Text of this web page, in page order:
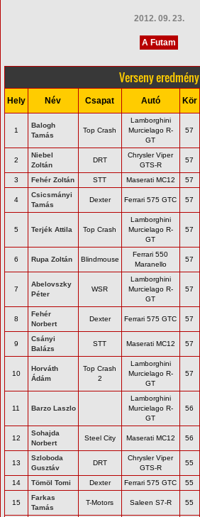
2012. 09. 23.
A Futam
Verseny eredmény
Hely Név Csapat Autó Kör
1
Balogh
Tamás
Top Crash
Lamborghini
Murcielago R-
GT
57
2
Niebel
Zoltán
DRT
Chrysler Viper
GTS-R
57
3 Fehér Zoltán STT Maserati MC12 57
4
Csicsmányi
Tamás
Dexter Ferrari 575 GTC 57
5 Terjék Attila Top Crash
Lamborghini
Murcielago R-
GT
57
6 Rupa Zoltán Blindmouse
Ferrari 550
Maranello
57
7
Abelovszky
Péter
WSR
Lamborghini
Murcielago R-
GT
57
8
Fehér
Norbert
Dexter Ferrari 575 GTC 57
9
Csányi
Balázs
STT Maserati MC12 57
10
Horváth
Ádám
Top Crash
2
Lamborghini
Murcielago R-
GT
57
11 Barzo Laszlo
Lamborghini
Murcielago R-
GT
56
12
Sohajda
Norbert
Steel City Maserati MC12 56
13
Szloboda
Gusztáv
DRT
Chrysler Viper
GTS-R
55
14 Tömöl Tomi Dexter Ferrari 575 GTC 55
15
Farkas
Tamás
T-Motors Saleen S7-R 55